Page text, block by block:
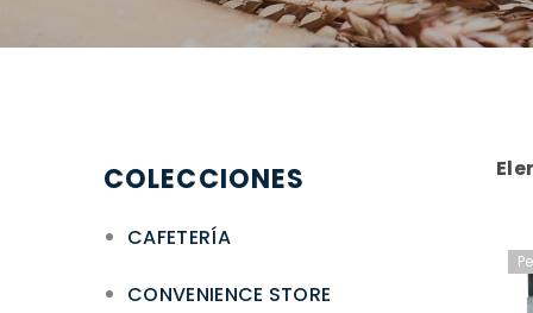
COLECCIONES
CAFETERÍA
CONVENIENCE STORE